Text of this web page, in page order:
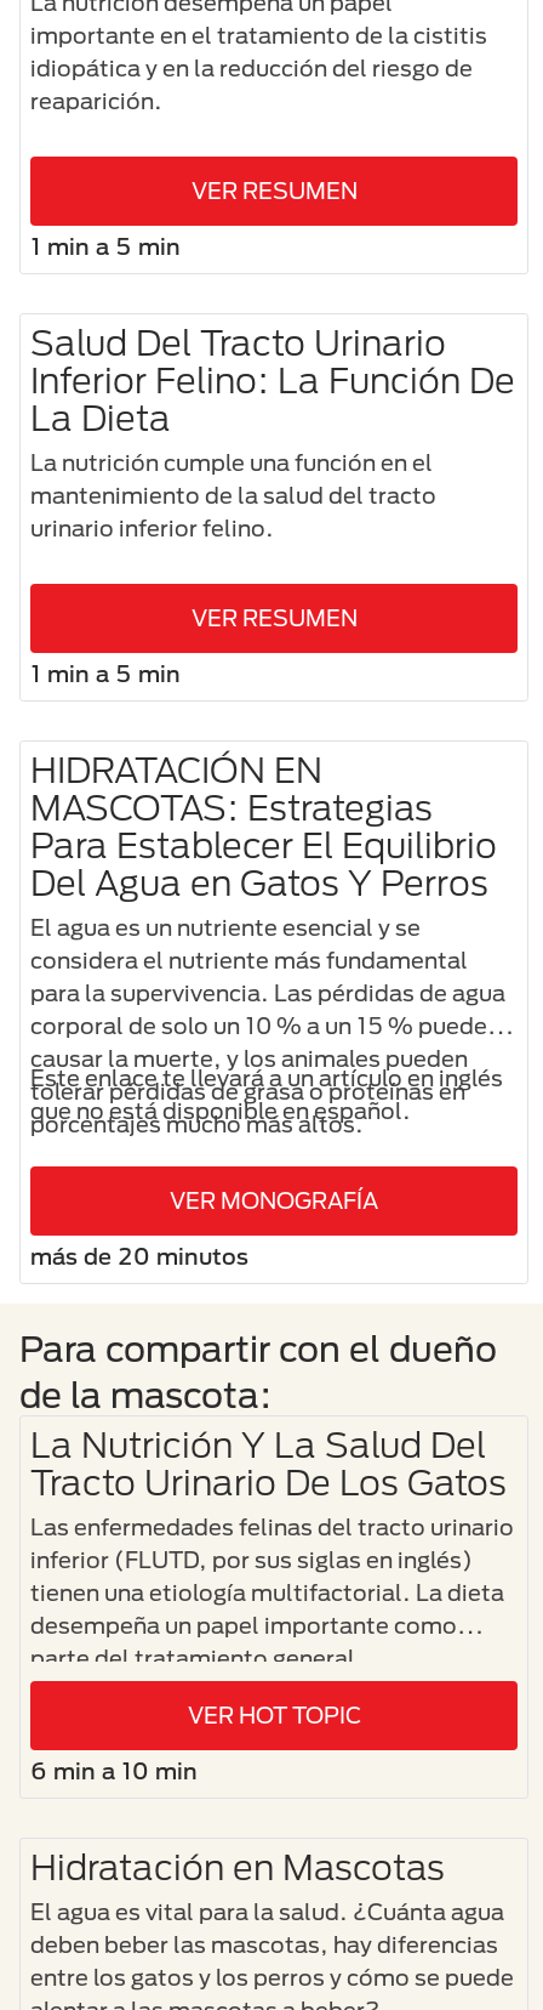
importante en el tratamiento de la cistitis
idiopática y en la reducción del riesgo de
reaparición.
VER RESUMEN
1 min a 5 min
Salud Del Tracto Urinario
Inferior Felino: La Función De
La Dieta
La nutrición cumple una función en el
mantenimiento de la salud del tracto
urinario inferior felino.
VER RESUMEN
1 min a 5 min
HIDRATACIÓN EN
MASCOTAS: Estrategias
Para Establecer El Equilibrio
Del Agua en Gatos Y Perros
El agua es un nutriente esencial y se
considera el nutriente más fundamental
para la supervivencia. Las pérdidas de agua
corporal de solo un 10 % a un 15 % pueden
causar la muerte, y los animales pueden
tolerar pérdidas de grasa o proteínas en
porcentajes mucho más altos.
Este enlace te llevará a un artículo en inglés
que no está disponible en español.
VER MONOGRAFÍA
más de 20 minutos
Para compartir con el dueño
de la mascota:
La Nutrición Y La Salud Del
Tracto Urinario De Los Gatos
Las enfermedades felinas del tracto urinario
inferior (FLUTD, por sus siglas en inglés)
tienen una etiología multifactorial. La dieta
desempeña un papel importante como
parte del tratamiento general.
VER HOT TOPIC
6 min a 10 min
Hidratación en Mascotas
El agua es vital para la salud. ¿Cuánta agua
deben beber las mascotas, hay diferencias
entre los gatos y los perros y cómo se puede